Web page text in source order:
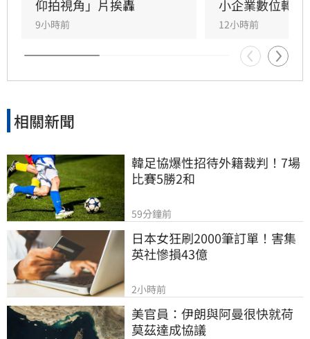
仰拍視角」片挨轟
9小時前
小企業數位轉型
12小時前
相關新聞
韓足協爆性招待外籍裁判！7場
比賽5勝2和
59分鐘前
日本女狂刷2000筆訂單！害集
英社慘損43億
2小時前
美官員：伊朗與阿曼很快就荷
莫茲達成協議